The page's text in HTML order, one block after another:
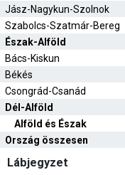
Jász-Nagykun-Szolnok
Szabolcs-Szatmár-Bereg
Észak-Alföld
Bács-Kiskun
Békés
Csongrád-Csanád
Dél-Alföld
Alföld és Észak
Ország összesen
Lábjegyzet